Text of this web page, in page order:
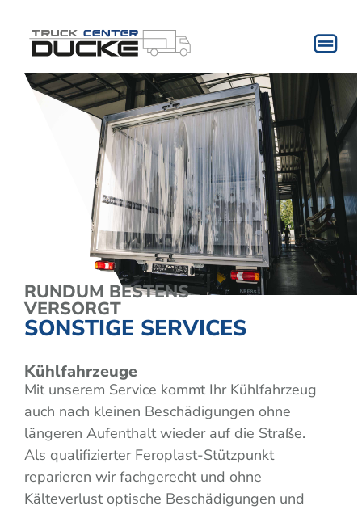
RUNDUM BESTENS
VERSORGT
SONSTIGE SERVICES
Kühlfahrzeuge
Mit unserem Service kommt Ihr Kühlfahrzeug
auch nach kleinen Beschädigungen ohne
längeren Aufenthalt wieder auf die Straße.
Als qualifizierter Feroplast-Stützpunkt
reparieren wir fachgerecht und ohne
Kälteverlust optische Beschädigungen und